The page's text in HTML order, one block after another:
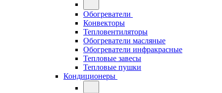
Обогреватели
Конвекторы
Тепловентиляторы
Обогреватели масляные
Обогреватели инфракрасные
Тепловые завесы
Тепловые пушки
Кондиционеры